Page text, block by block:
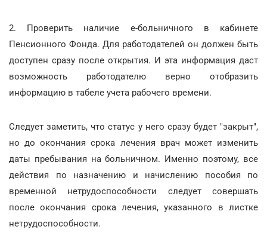
2. Проверить наличие е-больничного в кабинете
Пенсионного Фонда. Для работодателей он должен быть
доступен сразу после открытия. И эта информация даст
возможность работодателю верно отобразить
информацию в табеле учета рабочего времени.
Следует заметить, что статус у него сразу будет "закрыт",
но до окончания срока лечения врач может изменить
даты пребывания на больничном. Именно поэтому, все
действия по назначению и начислению пособия по
временной нетрудоспособности следует совершать
после окончания срока лечения, указанного в листке
нетрудоспособности.